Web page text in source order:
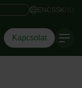
ENCSSK
Kapcsolat